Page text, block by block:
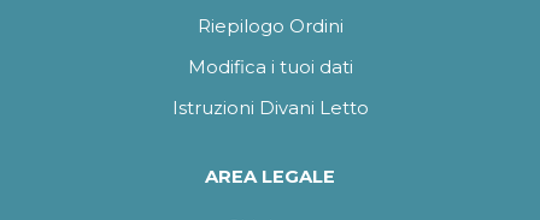
Riepilogo Ordini
Modifica i tuoi dati
Istruzioni Divani Letto
AREA LEGALE